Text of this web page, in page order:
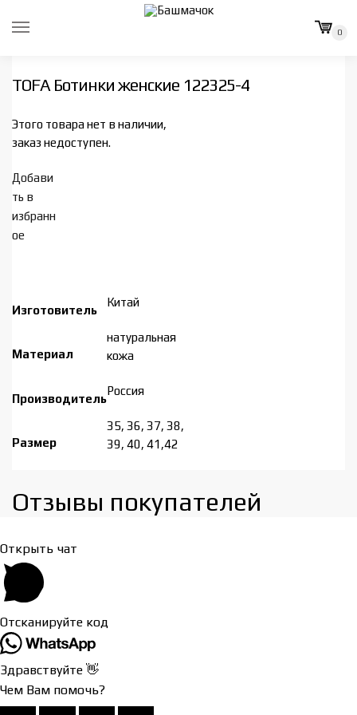
0
TOFA Ботинки женские 122325-4
Этого товара нет в наличии,
заказ недоступен.
Добави
ть в
избранн
ое
Изготовитель
Китай
Материал
натуральная
кожа
Производитель
Россия
Размер
35, 36, 37, 38,
39, 40, 41,42
Отзывы покупателей​
Открыть чат
Отсканируйте код
Здравствуйте 👋
Чем Вам помочь?